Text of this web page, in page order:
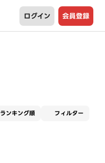
ログイン 会員登録
ランキング順 フィルター